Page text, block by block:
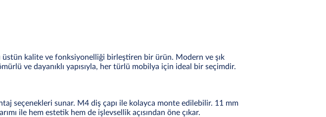
üstün kalite ve fonksiyonelliği birleştiren bir ürün. Modern ve şık
ve dayanıklı yapısıyla, her türlü mobilya için ideal bir seçimdir.
seçenekleri sunar. M4 diş çapı ile kolayca monte edilebilir. 11 mm
ile hem estetik hem de işlevsellik açısından öne çıkar.